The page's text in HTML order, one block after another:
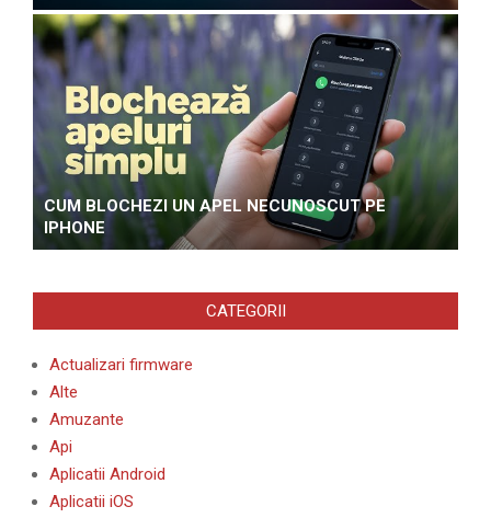
CUM BLOCHEZI UN APEL NECUNOSCUT PE
IPHONE
CATEGORII
Actualizari firmware
Alte
Amuzante
Api
Aplicatii Android
Aplicatii iOS